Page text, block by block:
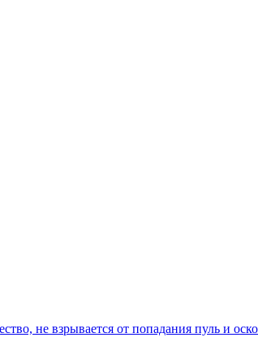
не взрывается от попадания пуль и